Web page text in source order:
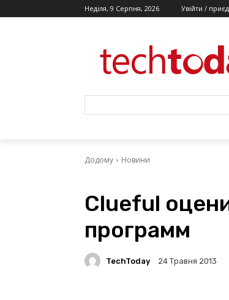
Неділя, 9 Серпня, 2026 Увійти /
Додому Новини
Clueful
программ
TechToday 24 Травня 2013